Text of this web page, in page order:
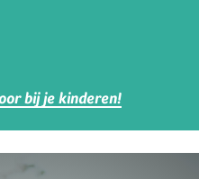
bij je kinderen!